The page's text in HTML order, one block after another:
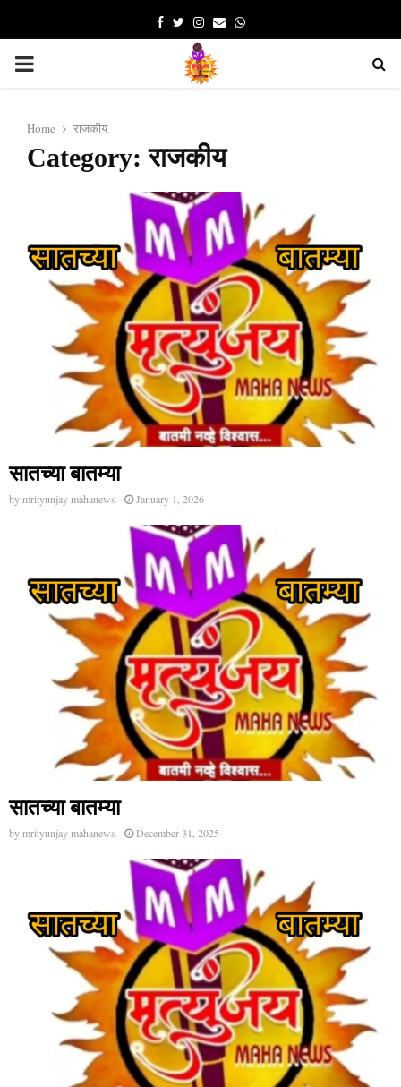
Facebook
TwitterInstagram
EmailWhatsapp
PRIMARY
Home राजकीय
Category: राजकीय
सातच्या बातम्या
bymrityunjay mahanews January 1, 2026
सातच्या बातम्या
by mrityunjay mahanews December 31, 2025